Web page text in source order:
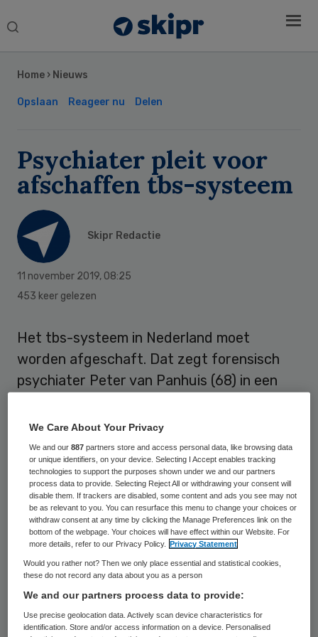
Search
Home › Nieuws
Opslaan Reageer nu Delen
Psychiater pleit voor
afschaffen tbs-systeem
Skipr Redactie
11 november 2019, 08:25
453 keer gelezen
Het tbs-systeem in Nederland moet
worden afgeschaft. Dat zegt forensisch
psychiater Peter van Panhuis (68) in een
hem “vele honderden patiënten die niet
thuis horen in klinieken omdat ze
onbehandelbaar zijn of in een
psychiatrische instelling zouden moeten
zitten”. Volgens Van Panhuis laat ook de
nazorg voor ex-tbs’ers zwaar te wensen
over.
er nooit meer uit. Iemand die te intelligent
is, krijgt het systeem tegen zich. En dat
Sidebar
We Care About Your Privacy
We and our887 partners store and access personal data, like browsing data
or unique identifiers, on your device. Selecting I Accept enables tracking
technologies to support the purposes shown under we and our partners
process data to provide. Selecting Reject All or withdrawing your consent will
disable them. If trackers are disabled, some content and ads you see may not
be as relevant to you. You can resurface this menu to change your choices or
withdraw consent at any time by clicking the Manage Preferences link on the
bottom of the webpage. Your choices will have effect within our Website. For
more details, refer to our Privacy Policy.
Privacy Statement
Would you rather not? Then we only place essential and statistical cookies,
these do not record any data about you as a person
We and our partners process data to provide:
Use precise geolocation data. Actively scan device characteristics for
identification. Store and/or access information on a device. Personalised